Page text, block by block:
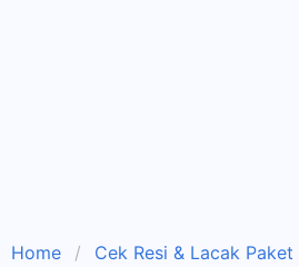
Home
Cek Resi & Lacak